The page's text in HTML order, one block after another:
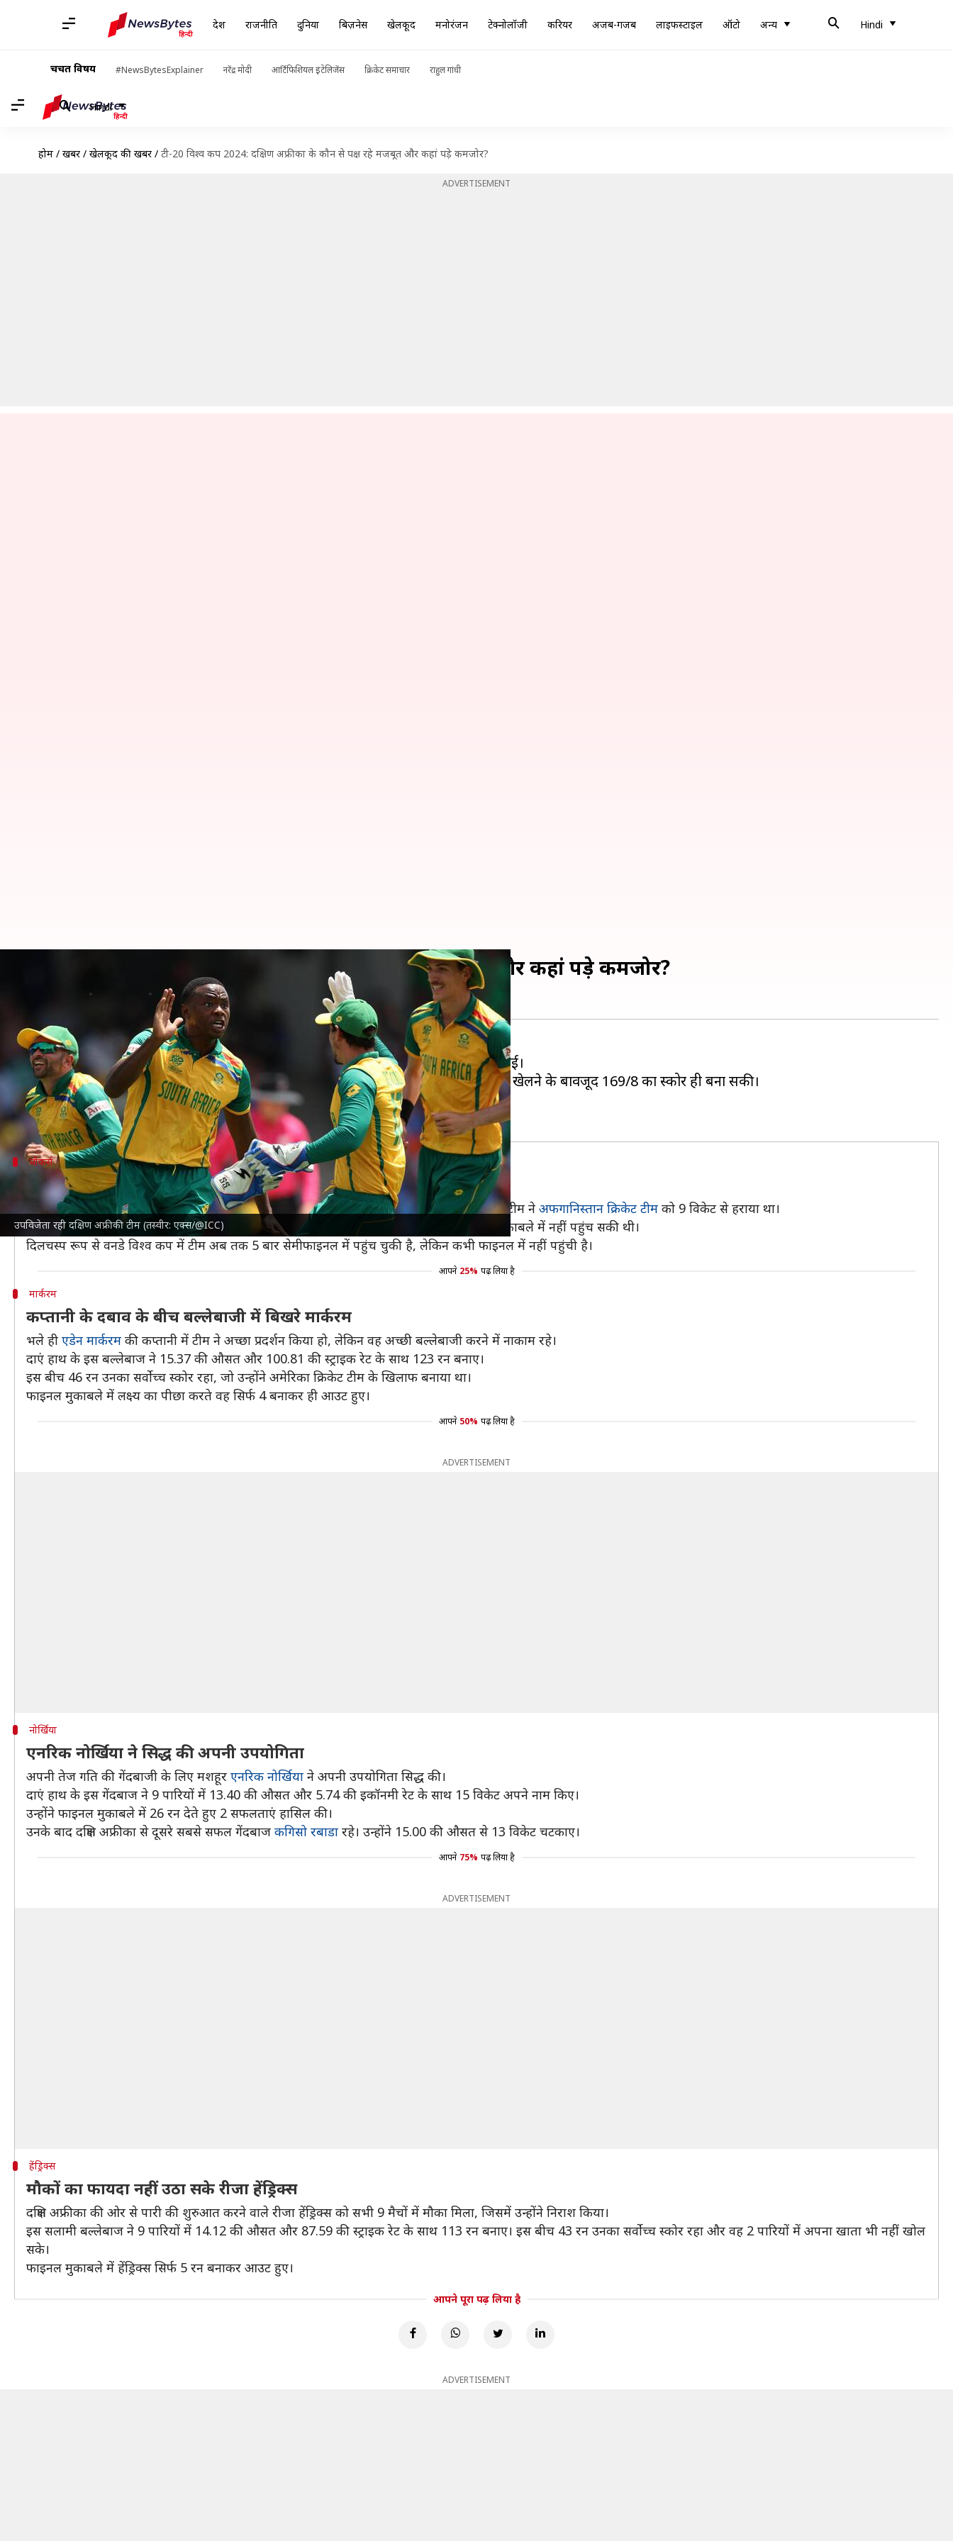
देश राजनीति दुनिया बिज़नेस खेलकूद मनोरंजन टेक्नोलॉजी करियर अजब-गजब लाइफस्टाइल ऑटो अन्य Hindi
चर्चित विषय #NewsBytesExplainer नरेंद्र मोदी आर्टिफिशियल इंटेलिजेंस क्रिकेट समाचार राहुल गांधी
Hindi
होम / खबरें / खेलकूद की खबरें / टी-20 विश्व कप 2024: दक्षिण अफ्रीका के कौन से पक्ष रहे मजबूत और कहां पड़े कमजोर?
ADVERTISEMENT
उपविजेता रही दक्षिण अफ्रीकी टीम (तस्वीर: एक्स/@ICC)
टी-20 विश्व कप 2024: दक्षिण अफ्रीका के कौन से पक्ष रहे मजबूत और कहां पड़े कमजोर?
11:34 pm
क्या है खबर?
टी-20 विश्व कप 2024के फाइनल मुकाबले में दक्षिण अफ्रीका क्रिकेट टीमखिताब जीतने से चूक गई।
खिताबी मुकाबले में जीत के लिए मिले 177 रन के लक्ष्य का पीछा करते हुए प्रोटियाज टीम पूरे ओवर खेलने के बावजूद 169/8 का स्कोर ही बना सकी।
दूसरी ओर यह भारतीय टीम का दूसरा टी-20 खिताब रहा।
चौकर्स
पहली बार फाइनल में किया प्रवेश
दक्षिण अफ्रीका क्रिकेट टीम ने पहली बार किसी ICC टूर्नामेंट के फाइनल में प्रवेश किया। सेमीफाइनल में इस टीम ने अफगानिस्तान क्रिकेट टीम को 9 विकेट से हराया था।
इससे पहले प्रोटियाज टीम ने 2009 और 2014 के सेमीफाइनल में जगह बनाई थी, लेकिन टीम खिताबी मुकाबले में नहीं पहुंच सकी थी।
दिलचस्प रूप से वनडे विश्व कप में टीम अब तक 5 बार सेमीफाइनल में पहुंच चुकी है, लेकिन कभी फाइनल में नहीं पहुंची है।
आपने 25% पढ़ लिया है
मार्करम
कप्तानी के दबाव के बीच बल्लेबाजी में बिखरे मार्करम
भले ही एडेन मार्करम की कप्तानी में टीम ने अच्छा प्रदर्शन किया हो, लेकिन वह अच्छी बल्लेबाजी करने में नाकाम रहे।
दाएं हाथ के इस बल्लेबाज ने 15.37 की औसत और 100.81 की स्ट्राइक रेट के साथ 123 रन बनाए।
इस बीच 46 रन उनका सर्वोच्च स्कोर रहा, जो उन्होंने अमेरिका क्रिकेट टीम के खिलाफ बनाया था।
फाइनल मुकाबले में लक्ष्य का पीछा करते वह सिर्फ 4 बनाकर ही आउट हुए।
आपने 50% पढ़ लिया है
ADVERTISEMENT
नोर्खिया
एनरिक नोर्खिया ने सिद्ध की अपनी उपयोगिता
अपनी तेज गति की गेंदबाजी के लिए मशहूर एनरिक नोर्खिया ने अपनी उपयोगिता सिद्ध की।
दाएं हाथ के इस गेंदबाज ने 9 पारियों में 13.40 की औसत और 5.74 की इकॉनमी रेट के साथ 15 विकेट अपने नाम किए।
उन्होंने फाइनल मुकाबले में 26 रन देते हुए 2 सफलताएं हासिल की।
उनके बाद दक्षिण अफ्रीका से दूसरे सबसे सफल गेंदबाज कगिसो रबाडा रहे। उन्होंने 15.00 की औसत से 13 विकेट चटकाए।
आपने 75% पढ़ लिया है
ADVERTISEMENT
हेंड्रिक्स
मौकों का फायदा नहीं उठा सके रीजा हेंड्रिक्स
दक्षिण अफ्रीका की ओर से पारी की शुरुआत करने वाले रीजा हेंड्रिक्स को सभी 9 मैचों में मौका मिला, जिसमें उन्होंने निराश किया।
इस सलामी बल्लेबाज ने 9 पारियों में 14.12 की औसत और 87.59 की स्ट्राइक रेट के साथ 113 रन बनाए। इस बीच 43 रन उनका सर्वोच्च स्कोर रहा और वह 2 पारियों में अपना खाता भी नहीं खोल
सके।
फाइनल मुकाबले में हेंड्रिक्स सिर्फ 5 रन बनाकर आउट हुए।
आपने पूरा पढ़ लिया है
ADVERTISEMENT